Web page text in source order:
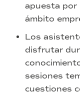
apuesta por
ámbito
Los
disfrutar
sesiones
cuestiones